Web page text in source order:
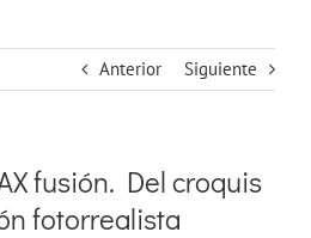
Anterior Siguiente
fusión. Del croquis
fotorrealista